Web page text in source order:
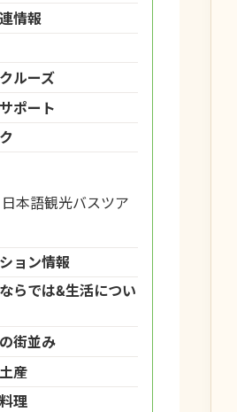
情報
ルーズ
ポート
本語観光バスツア
ョン情報
らでは&生活につい
街並み
産
理